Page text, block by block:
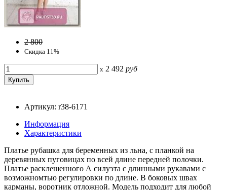
2 800
Скидка 11%
x 2 492 руб
Артикул: r38-6171
Информация
Характеристики
Платье рубашка для беременных из льна, с планкой на
деревянных пуговицах по всей длине передней полочки.
Платье расклешенного А силуэта с длинными рукавами с
возможномтью регулировки по длине. В боковых швах
карманы, воротник отложной. Модель подходит для любой